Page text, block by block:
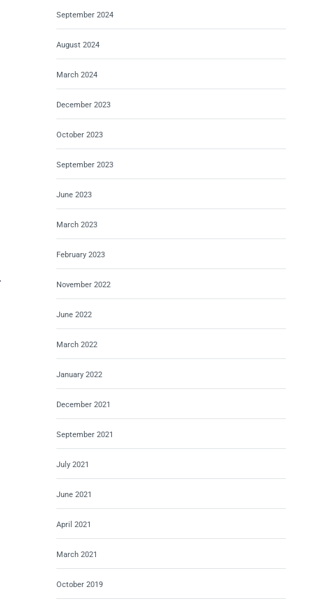
September 2024
August 2024
March 2024
December 2023
October 2023
September 2023
June 2023
March 2023
February 2023
November 2022
June 2022
March 2022
January 2022
December 2021
September 2021
July 2021
June 2021
April 2021
March 2021
October 2019